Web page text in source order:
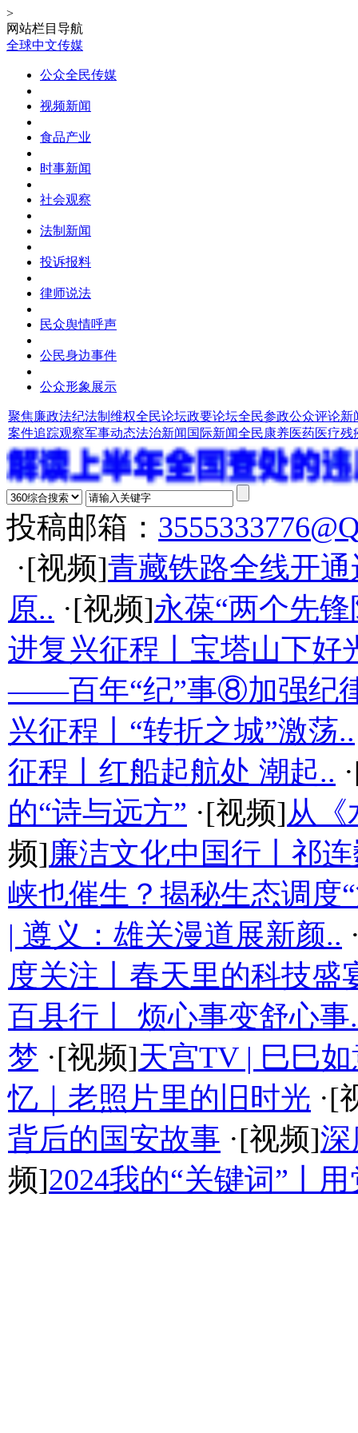
>
网站栏目导航
全球中文传媒
公众全民传媒
视频新闻
食品产业
时事新闻
社会观察
法制新闻
投诉报料
律师说法
民众舆情呼声
公民身边事件
公众形象展示
聚焦廉政法纪法制维权全民论坛政要论坛全民参政公众评论新
案件追踪观察军事动态法治新闻 国际新闻全民康养医药医疗残
投稿邮箱：
·[视频]青藏铁路全线开
原.. ·[视频]永葆“两个先
进复兴征程丨宝塔山下好
——百年“纪”事⑧加强纪
兴征程丨“转折之城”激荡..
征程丨红船起航处 潮起..
的“诗与远方” ·[视频]从《
频]廉洁文化中国行丨祁
峡也催生？揭秘生态调度
| 遵义：雄关漫道展新颜..
度关注丨春天里的科技盛
百县行丨 烦心事变舒心事
梦 ·[视频]天宫TV | 巳巳
忆｜老照片里的旧时光 ·[
背后的国安故事 ·[视频]深
频]2024我的“关键词”丨